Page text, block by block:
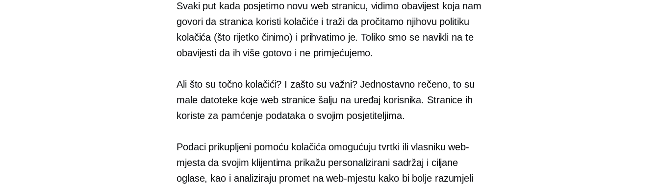
Svaki put kada posjetimo novu web stranicu, vidimo obavijest koja nam
govori da stranica koristi kolačiće i traži da pročitamo njihovu politiku
kolačića (što rijetko činimo) i prihvatimo je. Toliko smo se navikli na te
obavijesti da ih više gotovo i ne primjećujemo.
Ali što su točno kolačići? I zašto su važni? Jednostavno rečeno, to su
male datoteke koje web stranice šalju na uređaj korisnika. Stranice ih
koriste za pamćenje podataka o svojim posjetiteljima.
Podaci prikupljeni pomoću kolačića omogućuju tvrtki ili vlasniku web-
mjesta da svojim klijentima prikažu personalizirani sadržaj i ciljane
oglase, kao i analiziraju promet na web-mjestu kako bi bolje razumjeli